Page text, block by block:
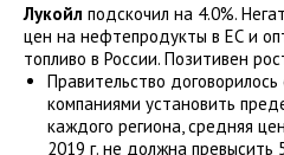
Лукойл подскочил на 4.0%.
цен на нефтепродукты в ЕС и
топливо в России. Позитивен
Правительство
компаниями установить
каждого региона, средняя
2019 г. не должна превысить